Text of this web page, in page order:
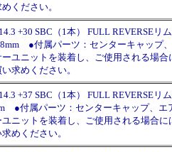
ください。
+30 SBC（1本） FULL REVERSEリム
●付属パーツ：センターキャッ
ユニットを装着し、ご使用される場合
求めください。
+37 SBC（1本） FULL REVERSEリム
●付属パーツ：センターキャップ、
ニットを装着し、ご使用される場合に
めください。